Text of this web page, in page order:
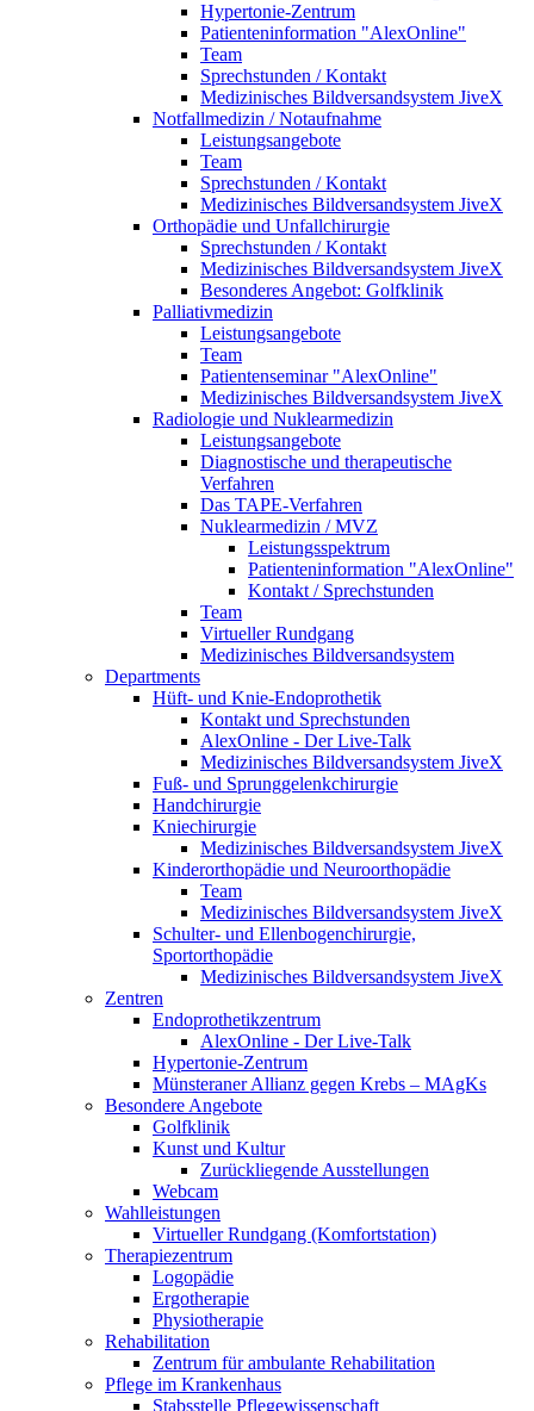
Hypertonie-Zentrum
Patienteninformation "AlexOnline"
Team
Sprechstunden / Kontakt
Medizinisches Bildversandsystem JiveX
Notfallmedizin / Notaufnahme
Leistungsangebote
Team
Sprechstunden / Kontakt
Medizinisches Bildversandsystem JiveX
Orthopädie und Unfallchirurgie
Sprechstunden / Kontakt
Medizinisches Bildversandsystem JiveX
Besonderes Angebot: Golfklinik
Palliativmedizin
Leistungsangebote
Team
Patientenseminar "AlexOnline"
Medizinisches Bildversandsystem JiveX
Radiologie und Nuklearmedizin
Leistungsangebote
Diagnostische und therapeutische
Verfahren
Das TAPE-Verfahren
Nuklearmedizin / MVZ
Leistungsspektrum
Patienteninformation "AlexOnline"
Kontakt / Sprechstunden
Team
Virtueller Rundgang
Medizinisches Bildversandsystem
Departments
Hüft- und Knie-Endoprothetik
Kontakt und Sprechstunden
AlexOnline - Der Live-Talk
Medizinisches Bildversandsystem JiveX
Fuß- und Sprunggelenkchirurgie
Handchirurgie
Kniechirurgie
Medizinisches Bildversandsystem JiveX
Kinderorthopädie und Neuroorthopädie
Team
Medizinisches Bildversandsystem JiveX
Schulter- und Ellenbogenchirurgie,
Sportorthopädie
Medizinisches Bildversandsystem JiveX
Zentren
Endoprothetikzentrum
AlexOnline - Der Live-Talk
Hypertonie-Zentrum
Münsteraner Allianz gegen Krebs – MAgKs
Besondere Angebote
Golfklinik
Kunst und Kultur
Zurückliegende Ausstellungen
Webcam
Wahlleistungen
Virtueller Rundgang (Komfortstation)
Therapiezentrum
Logopädie
Ergotherapie
Physiotherapie
Rehabilitation
Zentrum für ambulante Rehabilitation
Pflege im Krankenhaus
Stabsstelle Pflegewissenschaft